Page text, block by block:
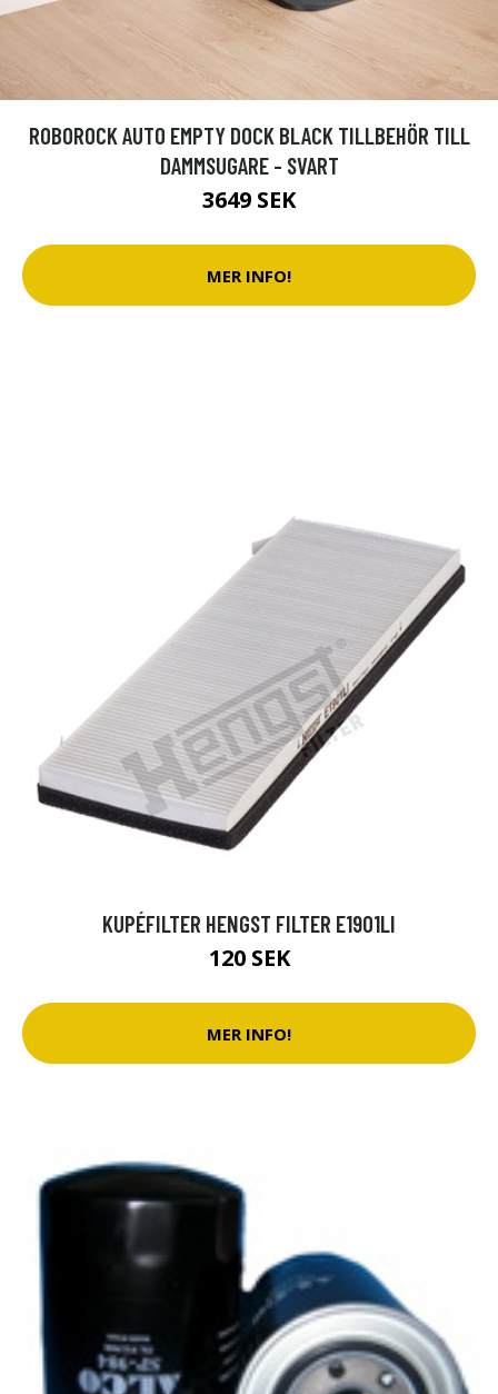
ROBOROCK AUTO EMPTY DOCK BLACK TILLBEHÖR TILL
DAMMSUGARE - SVART
3649 SEK
MER INFO!
KUPÉFILTER HENGST FILTER E1901LI
120 SEK
MER INFO!